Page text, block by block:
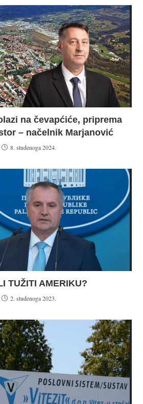
na čevapćiće, priprema
– načelnik Marjanović
8. studenoga 2024.
TUŽITI AMERIKU?
2. studenoga 2023.